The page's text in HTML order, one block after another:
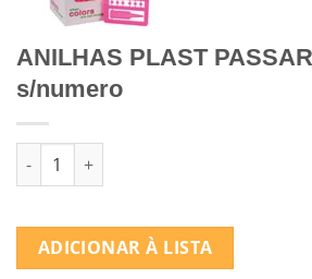
ANILHAS PLAST
s/numero
Quantidade de ANILHAS PLAST
ADICIONAR À LISTA